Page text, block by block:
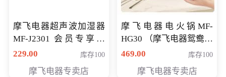
摩飞电器超声波加湿器
MF-J2301 会员专享价
168元
229.00 库存100
摩飞电器专卖店
摩飞电器电火锅MF-
HG30 （摩飞电器鸳鸯锅
MF-HG30 ） 会员专享价
469.00 库存100
摩飞电器专卖店